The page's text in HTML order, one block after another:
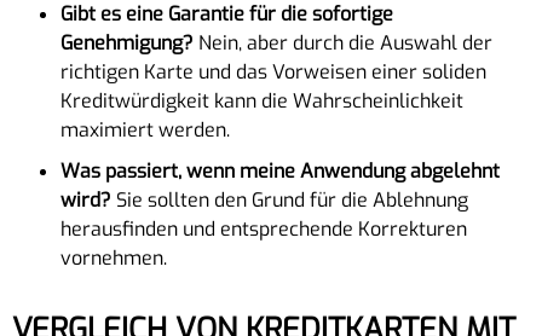
Gibt es eine Garantie für die sofortige
Genehmigung? Nein, aber durch die Auswahl der
richtigen Karte und das Vorweisen einer soliden
Kreditwürdigkeit kann die Wahrscheinlichkeit
maximiert werden.
Was passiert, wenn meine Anwendung abgelehnt
wird? Sie sollten den Grund für die Ablehnung
herausfinden und entsprechende Korrekturen
vornehmen.